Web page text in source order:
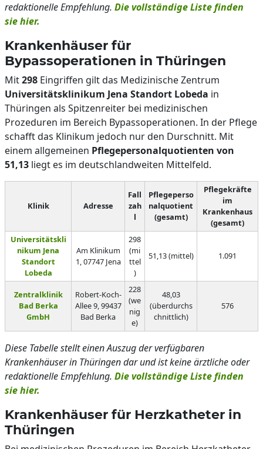
redaktionelle Empfehlung. Die vollständige Liste finden
sie hier.
Krankenhäuser für
Bypassoperationen in Thüringen
Mit298 Eingriffen gilt das Medizinische Zentrum
Universitätsklinikum Jena Standort Lobeda in
Thüringen als Spitzenreiter bei medizinischen
Prozeduren im Bereich Bypassoperationen. In der Pflege
schafft das Klinikum jedoch nur den Durschnitt. Mit
einem allgemeinen Pflegepersonalquotienten von
51,13 liegt es im deutschlandweiten Mittelfeld.
Klinik Adresse
Fall
zah
l
Pflegeperso
nalquotient
(gesamt)
Pflegekräfte
im
Krankenhaus
(gesamt)
Universitätskli
nikum Jena
Standort
Lobeda
Am Klinikum
1, 07747 Jena
298
(mi
ttel
)
51,13 (mittel) 1.091
Zentralklinik
Bad Berka
GmbH
Robert-Koch-
Allee 9, 99437
Bad Berka
228
(we
nig
e)
48,03
(überdurchs
chnittlich)
576
Diese Tabelle stellt einen Auszug der verfügbaren
Krankenhäuser in Thüringen dar und ist keine ärztliche oder
redaktionelle Empfehlung. Die vollständige Liste finden
sie hier.
Krankenhäuser für Herzkatheter in
Thüringen